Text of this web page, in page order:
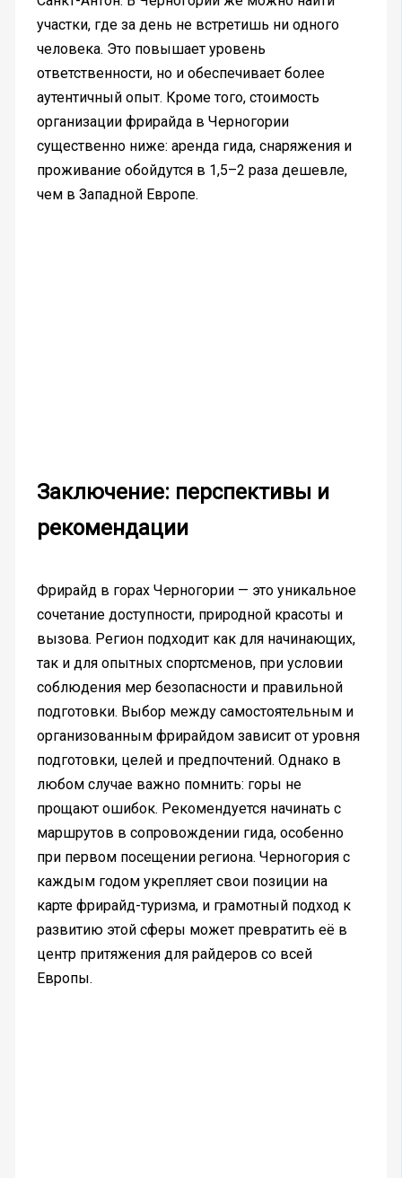
участки, где за день не встретишь ни одного
человека. Это повышает уровень
ответственности, но и обеспечивает более
аутентичный опыт. Кроме того, стоимость
организации фрирайда в Черногории
существенно ниже: аренда гида, снаряжения и
проживание обойдутся в 1,5–2 раза дешевле,
чем в Западной Европе.
Заключение: перспективы и
рекомендации
Фрирайд в горах Черногории — это уникальное
сочетание доступности, природной красоты и
вызова. Регион подходит как для начинающих,
так и для опытных спортсменов, при условии
соблюдения мер безопасности и правильной
подготовки. Выбор между самостоятельным и
организованным фрирайдом зависит от уровня
подготовки, целей и предпочтений. Однако в
любом случае важно помнить: горы не
прощают ошибок. Рекомендуется начинать с
маршрутов в сопровождении гида, особенно
при первом посещении региона. Черногория с
каждым годом укрепляет свои позиции на
карте фрирайд-туризма, и грамотный подход к
развитию этой сферы может превратить её в
центр притяжения для райдеров со всей
Европы.